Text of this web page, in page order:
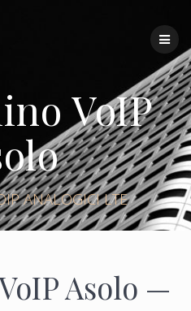
VoIP
ANALOGICI LTE
Asolo —